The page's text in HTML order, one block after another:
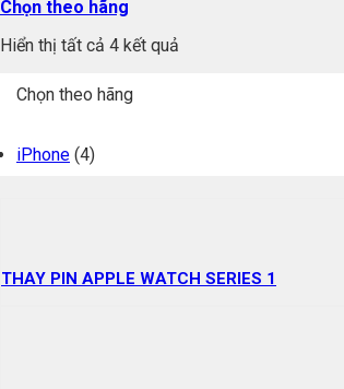
Chọn theo hãng
Hiển thị tất cả 4 kết quả
Chọn theo hãng
iPhone (4)
THAY PIN APPLE WATCH SERIES 1